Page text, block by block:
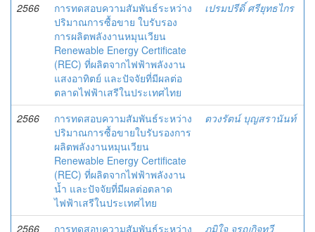
2566
การทดสอบความสัมพันธ์ระหว่าง
ปริมาณการซื้อขาย ใบรับรอง
การผลิตพลังงานหมุนเวียน
Renewable Energy Certificate
(REC) ที่ผลิตจากไฟฟ้าพลังงาน
แสงอาทิตย์ และปัจจัยที่มีผลต่อ
ตลาดไฟฟ้าเสรีในประเทศไทย
เปรมปรีดิ์ ศรียุทธไกร
2566
การทดสอบความสัมพันธ์ระหว่าง
ปริมาณการซื้อขายใบรับรองการ
ผลิตพลังงานหมุนเวียน
Renewable Energy Certificate
(REC) ที่ผลิตจากไฟฟ้าพลังงาน
น้ำ และปัจจัยที่มีผลต่อตลาด
ไฟฟ้าเสรีในประเทศไทย
ตวงรัตน์ บุญสรานันท์
2566 การทดสอบความสัมพันธ์ระหว่าง ภูมิใจ จรูญกิจทวี